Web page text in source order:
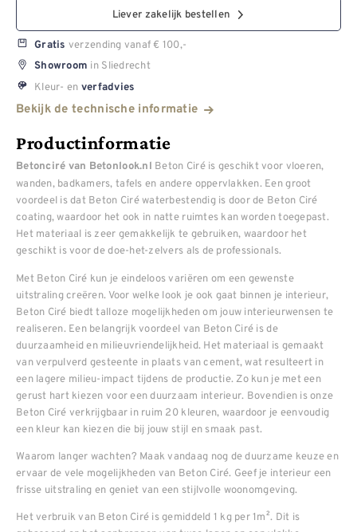
Liever zakelijk bestellen
Gratis verzending vanaf € 100,-
Showroom in Sliedrecht
Kleur- en verfadvies
Bekijk de technische informatie
Productinformatie
Betonciré van Betonlook.nl Beton Ciré is geschikt voor vloeren,
wanden, badkamers, tafels en andere oppervlakken. Een groot
voordeel is dat Beton Ciré waterbestendig is door de Beton Ciré
coating, waardoor het ook in natte ruimtes kan worden toegepast.
Het materiaal is zeer gemakkelijk te gebruiken, waardoor het
geschikt is voor de doe-het-zelvers als de professionals.
Met Beton Ciré kun je eindeloos variëren om een gewenste
uitstraling creëren. Voor welke look je ook gaat binnen je interieur,
Beton Ciré biedt talloze mogelijkheden om jouw interieurwensen te
realiseren. Een belangrijk voordeel van Beton Ciré is de
duurzaamheid en milieuvriendelijkheid. Het materiaal is gemaakt
van verpulverd gesteente in plaats van cement, wat resulteert in
een lagere milieu-impact tijdens de productie. Zo kun je met een
gerust hart kiezen voor een duurzaam interieur. Bovendien is onze
Beton Ciré verkrijgbaar in ruim 20 kleuren, waardoor je eenvoudig
een kleur kan kiezen die bij jouw stijl en smaak past.
Waarom langer wachten? Maak vandaag nog de duurzame keuze en
ervaar de vele mogelijkheden van Beton Ciré. Geef je interieur een
frisse uitstraling en geniet van een stijlvolle woonomgeving.
Het verbruik van Beton Ciré is gemiddeld 1 kg per 1m². Dit is